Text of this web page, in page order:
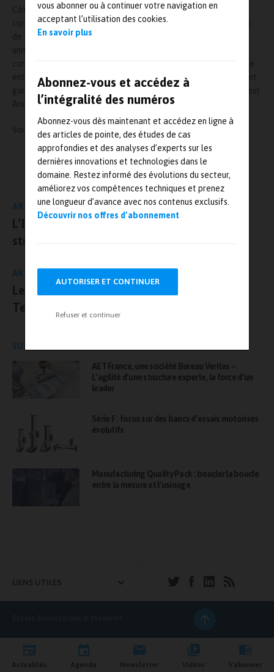
vous abonner ou à continuer votre navigation en
acceptant l’utilisation des cookies.
En savoir plus
Abonnez-vous et accédez à
l’intégralité des numéros
Abonnez-vous dès maintenant et accédez en ligne à
des articles de pointe, des études de cas
approfondies et des analyses d’experts sur les
dernières innovations et technologies dans le
domaine. Restez informé des évolutions du secteur,
améliorez vos compétences techniques et prenez
une longueur d’avance avec nos contenus exclusifs.
Découvrir nos offres d’abonnement
AUTORISER ET CONTINUER
Refuser et continuer
Côté praticité, Manumesure a imaginé un mode de
conditionnement fonctionnel en commercialisant ces matériaux
de référence en flacon uni-dose de 25 ml (boîtes de 10 ou 15
unités). Ainsi, il devient possible de s’affranchir d’une durée de
conservation post-ouverture souvent contraignante et avoir une
entière confiance dans la valeur de pH certifiée. Les étalons sont
garantis pendant une durée d’un an après caractérisation par test
Anova et avant ouverture du flacon.
Source : https://www.chauvin-arnoux.com/fr
L'AUTEUR
Mesures-et-tests.com
ARTICLE PRÉCÉDENT
L’Ecam-PMI inaugure une plateforme de
stress vibratoire
ARTICLE SUIVANT
Le groupe Emitech met la main sur Dirac
Technology
SUR LE MÊME SUJET
AET France, une société Bureau Veritas –
L’agilité d’une structure experte, la force d’un
leader
Série F : focus sur des bancs d’essais motorisés
évolutifs
Manufacturing Quality Pack : boucler la boucle
entre la mesure et l’usinage
Actualités Agenda Newsletter Vidéos S'abonner
LIENS UTILES